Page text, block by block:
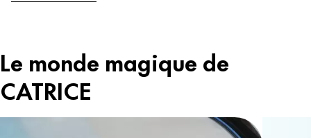
Le monde magique de
CATRICE